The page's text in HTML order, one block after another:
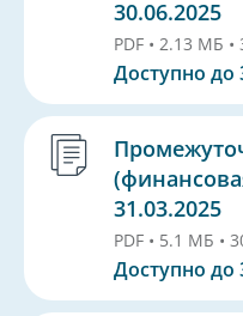
30.06.2025
PDF • 2.13 МБ •
Доступно до
31.03.2025
PDF • 5.1 МБ •
Доступно до